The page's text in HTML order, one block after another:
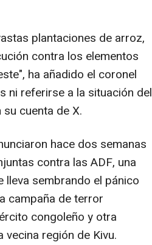
plantaciones de arroz,
contra los elementos
ha añadido el coronel
ni referirse a la situación del
cuenta de X.
hace dos semanas
contra las ADF, una
lleva sembrando el pánico
campaña de terror
congoleño y otra
región de Kivu.